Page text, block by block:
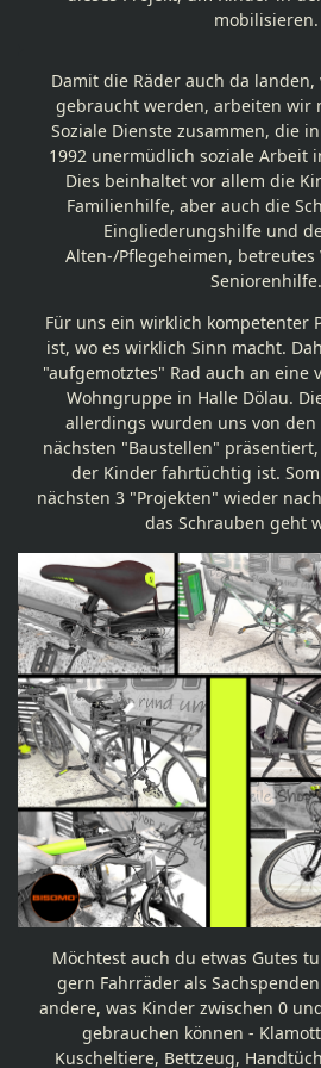
mobilisieren.
Damit die Räder auch da
gebraucht werden, arbeiten wir
Soziale Dienste zusammen, die
1992 unermüdlich soziale Arbeit
Dies beinhaltet vor allem die
Familienhilfe, aber auch die
Eingliederungshilfe und
Alten-/Pflegeheimen, betreutes
Seniorenhilfe.
Für uns ein wirklich kompetenter
ist, wo es wirklich Sinn macht.
"aufgemotztes" Rad auch an eine
Wohngruppe in Halle Dölau.
allerdings wurden uns von
nächsten "Baustellen"
der Kinder fahrtüchtig ist.
nächsten 3 "Projekten" wieder
das Schrauben geht
Möchtest auch du etwas Gutes
gern Fahrräder als
andere, was Kinder zwischen 0
gebrauchen können -
Kuscheltiere, Bettzeug,